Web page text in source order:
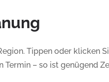
Tippen oder klicken
– so ist genügend